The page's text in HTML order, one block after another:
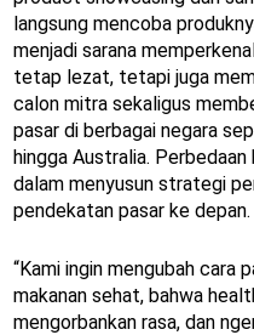
langsung mencoba
menjadi sarana
tetap lezat, tetapi juga
calon mitra sekaligus
pasar di berbagai negara
hingga Australia.
dalam menyusun strategi
pendekatan pasar ke depan.
“Kami ingin mengubah cara
makanan sehat, bahwa
mengorbankan rasa, dan